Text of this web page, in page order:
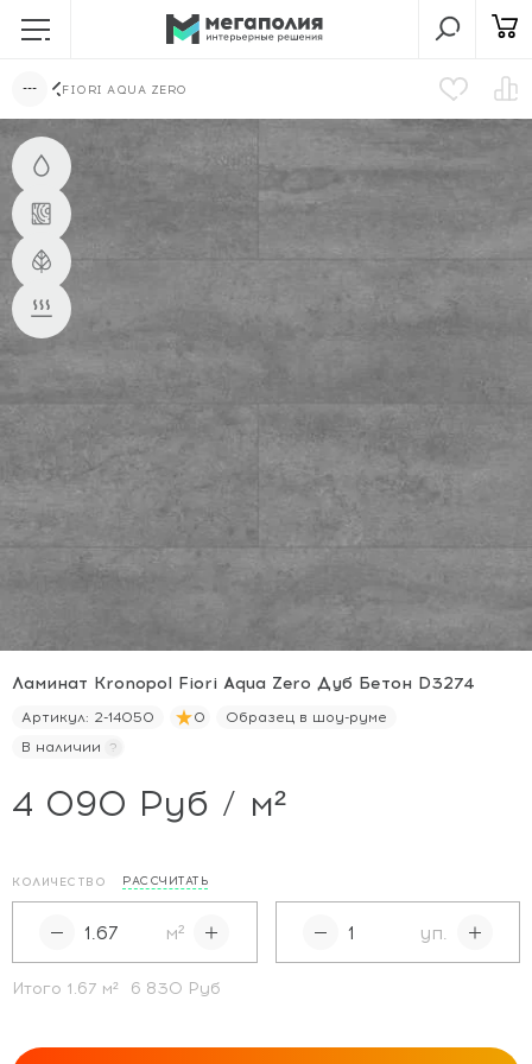
FIORI AQUA ZERO
Ламинат Kronopol Fiori Aqua Zero Дуб Бетон D3274
Артикул: 2-14050 0
Образец в шоу-руме
В наличии
4 090 Руб / м²
КОЛИЧЕСТВО РАССЧИТАТЬ
м² уп.
Итого 1.67 м² 6 830 Руб